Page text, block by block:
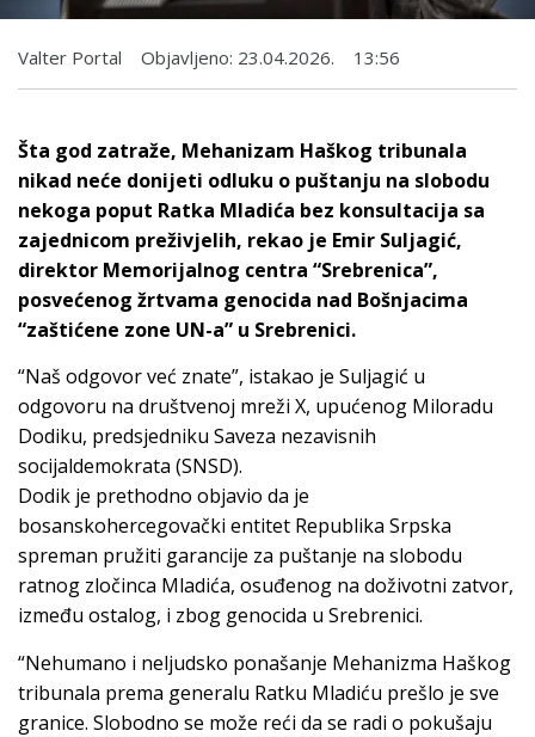
Valter Portal Objavljeno: 23.04.2026. 13:56
Šta god zatraže, Mehanizam Haškog tribunala
nikad neće donijeti odluku o puštanju na slobodu
nekoga poput Ratka Mladića bez konsultacija sa
zajednicom preživjelih, rekao je Emir Suljagić,
direktor Memorijalnog centra “Srebrenica”,
posvećenog žrtvama genocida nad Bošnjacima
“zaštićene zone UN-a” u Srebrenici.
“Naš odgovor već znate”, istakao je Suljagić u
odgovoru na društvenoj mreži X, upućenog Miloradu
Dodiku, predsjedniku Saveza nezavisnih
socijaldemokrata (SNSD).
Dodik je prethodno objavio da je
bosanskohercegovački entitet Republika Srpska
spreman pružiti garancije za puštanje na slobodu
ratnog zločinca Mladića, osuđenog na doživotni zatvor,
između ostalog, i zbog genocida u Srebrenici.
“Nehumano i neljudsko ponašanje Mehanizma Haškog
tribunala prema generalu Ratku Mladiću prešlo je sve
granice. Slobodno se može reći da se radi o pokušaju